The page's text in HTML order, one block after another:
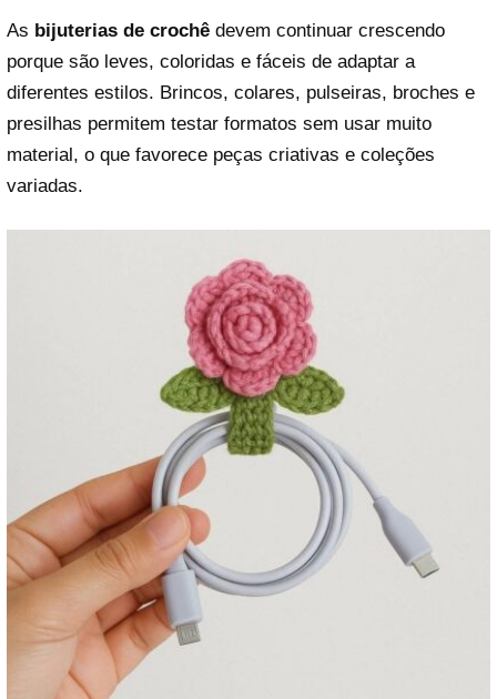
As bijuterias de crochê devem continuar crescendo
porque são leves, coloridas e fáceis de adaptar a
diferentes estilos. Brincos, colares, pulseiras, broches e
presilhas permitem testar formatos sem usar muito
material, o que favorece peças criativas e coleções
variadas.